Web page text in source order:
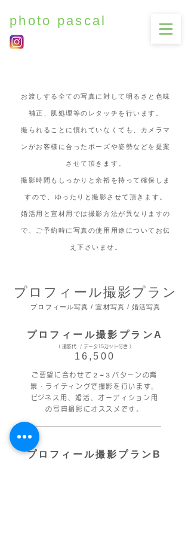
photo pascal
お渡しする全ての写真に対して明るさと色味
補正、肌処理等のレタッチを行います。
撮られることに慣れていなくても、カメラマ
ンがお客様に合ったポーズや姿勢などを提案
させて頂きます。
撮影時間もしっかりと余裕を持って確保しま
すので、ゆったりと撮影させて頂きます。
婚活用と宣材用では撮影方法が異なりますの
で、ご予約時に写真の使用用途についてお伝
え下さいませ。
プロフィール撮影プラン
プロフィール写真 / 宣材写真 / 婚活写真
プロフィール撮影プランA
​( 撮影代 / データ15カット付き )
16,500
ご要望に合わせて２~３パターンの背
景・ライティングで撮影を行います。
​ビジネス用、婚活、オーディション用
の写真撮影にオススメです。
プロフィール撮影プランB